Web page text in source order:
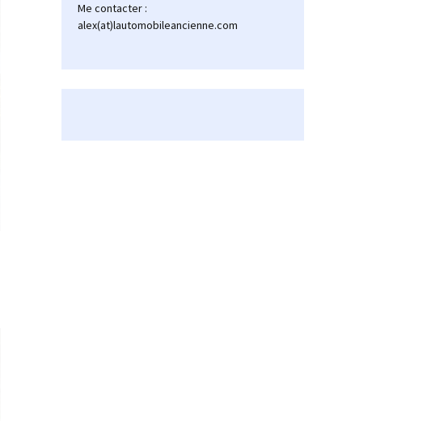
Me contacter :
alex(at)lautomobileancienne.com